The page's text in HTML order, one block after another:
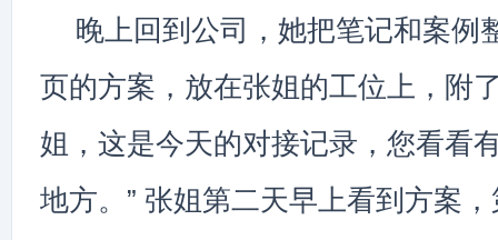
晚上回到公司，她把笔记和案例
页的方案，放在张姐的工位上，附
姐，这是今天的对接记录，您看看
地方。” 张姐第二天早上看到方案